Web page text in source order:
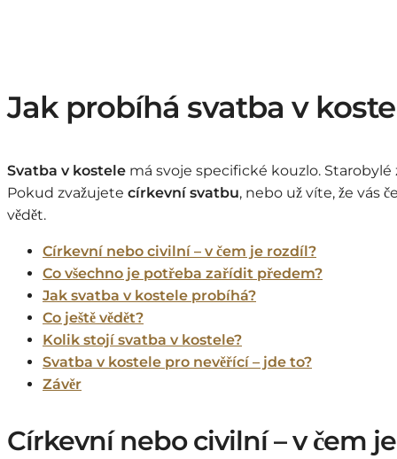
Jak probíhá svatba v
Svatba v kostele má svoje specifické kouzlo.
Pokud zvažujete církevní svatbu, nebo už víte, že vás
vědět.
Církevní nebo civilní – v čem je rozdíl?
Co všechno je potřeba zařídit předem?
Jak svatba v kostele probíhá?
Co ještě vědět?
Kolik stojí svatba v kostele?
Svatba v kostele pro nevěřící – jde to?
Závěr
Církevní nebo civilní – v čem